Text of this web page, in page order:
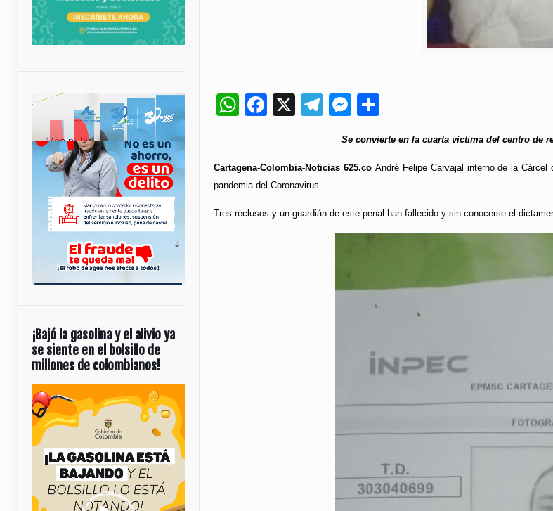
WhatsApp
Facebook
X Telegram
Messenger
Se convierte en la cuarta víctima del centro de
Cartagena-Colombia-Noticias 625.co André Felipe Carvajal interno de la
pandemia del Coronavirus.
Tres reclusos y un guardián de este penal han fallecido y sin conocerse el
¡Bajó la gasolina y el alivio ya
se siente en el bolsillo de
millones de colombianos!
Reproductor
de
vídeo